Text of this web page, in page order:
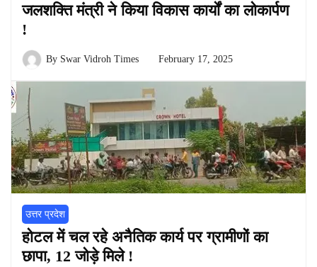
जलशक्ति मंत्री ने किया विकास कार्यों का लोकार्पण
!
By Swar Vidroh Times February 17, 2025
उत्तर प्रदेश
होटल में चल रहे अनैतिक कार्य पर ग्रामीणों का
छापा, 12 जोड़े मिले !